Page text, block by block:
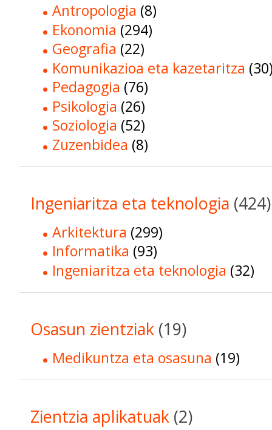
Antropologia (8)
Ekonomia (294)
Geografia (22)
Komunikazioa eta kazetaritza
Pedagogia (76)
Psikologia (26)
Soziologia (52)
Zuzenbidea (8)
Ingeniaritza eta teknologia (424)
Arkitektura (299)
Informatika (93)
Ingeniaritza eta teknologia (32)
Osasun zientziak (19)
Medikuntza eta osasuna (19)
Zientzia aplikatuak (2)